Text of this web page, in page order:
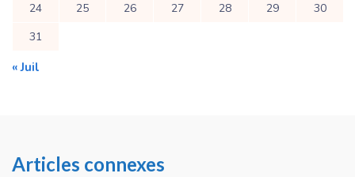
24
25 26 27 28 29
30
31
« Juil
Articles connexes